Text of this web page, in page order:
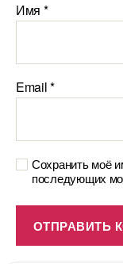
Имя *
Email*
Сохранить моё
последующих